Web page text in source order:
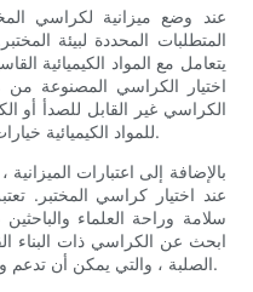
عند وضع ميزانية لكراسي
المتطلبات المحددة لبيئة
يتعامل مع المواد الكيميائية
اختيار الكراسي المصنوعة
الكراسي غير القابل للصدأ أو
للمواد الكيميائية خيارات ممتازة للمختبرات مع هذه المتطلبات.
بالإضافة إلى اعتبارات الميزانية
عند اختيار كراسي المختبر.
سلامة وراحة العلماء
ابحث عن الكراسي ذات البناء
الصلبة ، والتي يمكن أن تدعم وزن المستخدمين وتحمل التآكل اليومي.